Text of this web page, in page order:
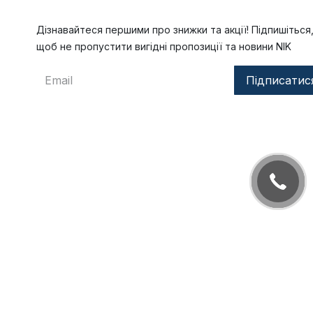
Дізнавайтеся першими про знижки та акції!
щоб не пропустити вигідні пропозиції та новини NIK